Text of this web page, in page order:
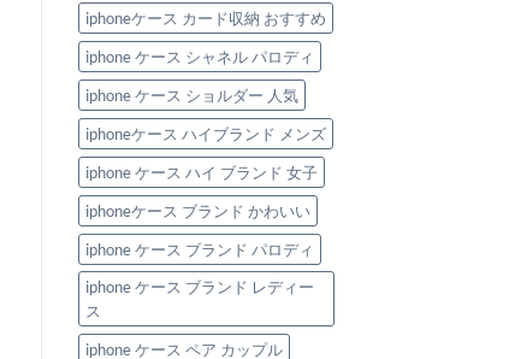
iphoneケース カード収納 おすすめ
iphone ケース シャネル パロディ
iphone ケース ショルダー 人気
iphoneケース ハイブランド メンズ
iphone ケース ハイ ブランド 女子
iphoneケース ブランド かわいい
iphone ケース ブランド パロディ
iphone ケース ブランド レディー
ス
iphone ケース ペア カップル